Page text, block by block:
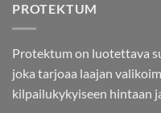
PROTEKTUM
Protektum on luotettava
joka tarjoaa laajan
kilpailukykyiseen hintaan